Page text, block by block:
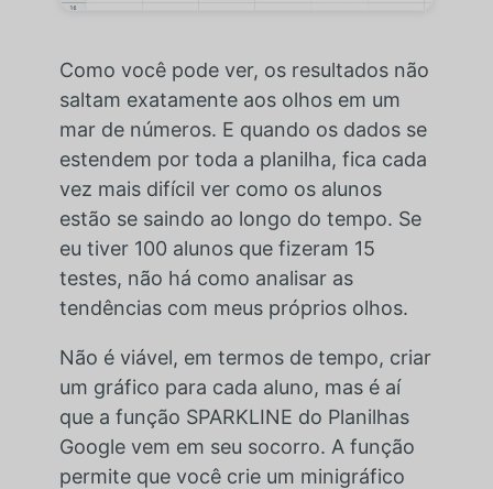
Como você pode ver, os resultados não
saltam exatamente aos olhos em um
mar de números. E quando os dados se
estendem por toda a planilha, fica cada
vez mais difícil ver como os alunos
estão se saindo ao longo do tempo. Se
eu tiver 100 alunos que fizeram 15
testes, não há como analisar as
tendências com meus próprios olhos.
Não é viável, em termos de tempo, criar
um gráfico para cada aluno, mas é aí
que a função SPARKLINE do Planilhas
Google vem em seu socorro. A função
permite que você crie um minigráfico